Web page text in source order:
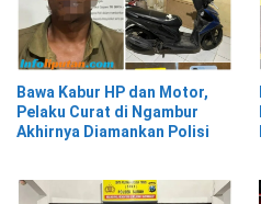
Bawa Kabur HP dan Motor,
Pelaku Curat di Ngambur
Akhirnya Diamankan Polisi